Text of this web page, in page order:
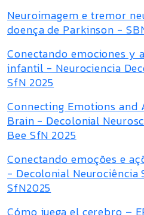
Neuroimagem e tremor
doença de Parkinson -
Conectando emociones y
infantil - Neurociencia
SfN 2025
Connecting Emotions
Brain - Decolonial
Bee SfN 2025
Conectando emoções e
- Decolonial Neurociência
SfN2025
Cómo juega el cerebro –